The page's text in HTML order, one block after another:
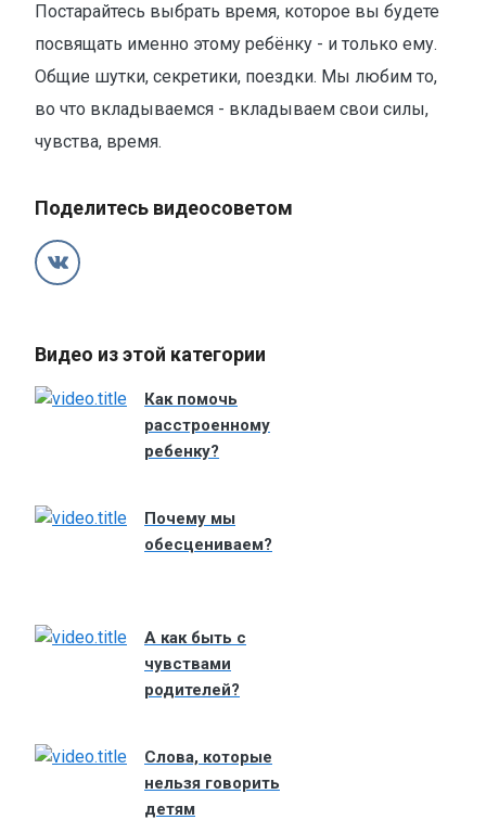
Постарайтесь выбрать время, которое вы будете
посвящать именно этому ребёнку - и только ему.
Общие шутки, секретики, поездки. Мы любим то,
во что вкладываемся - вкладываем свои силы,
чувства, время.
Поделитесь видеосоветом
Видео из этой категории
Как помочь
расстроенному
ребенку?
Почему мы
обесцениваем?
А как быть с
чувствами
родителей?
Слова, которые
нельзя говорить
детям